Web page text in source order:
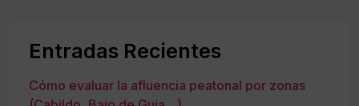
Entradas Recientes
Cómo evaluar la afluencia peatonal por zonas